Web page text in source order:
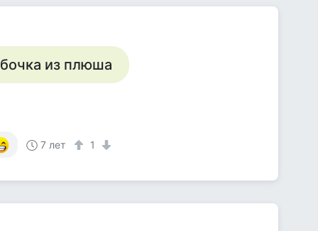
из плюша
7 лет 1